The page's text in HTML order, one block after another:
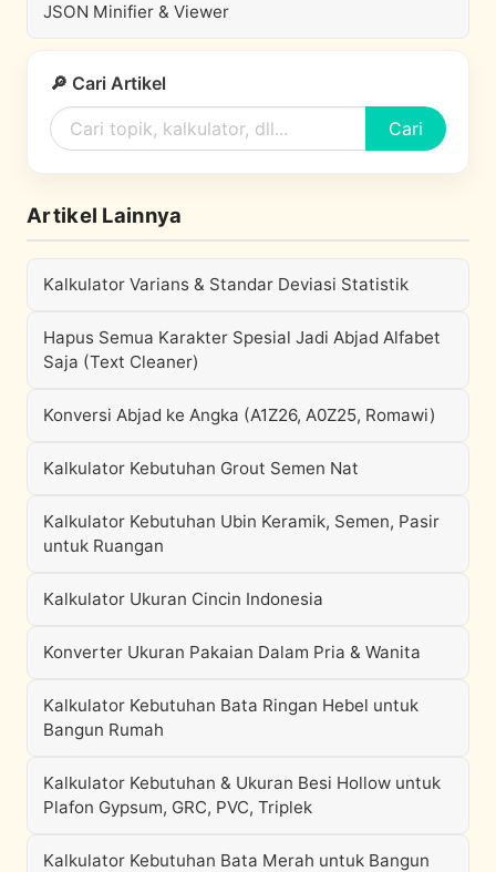
JSON Minifier & Viewer
🔎 Cari Artikel
Cari
Artikel Lainnya
Kalkulator Varians & Standar Deviasi Statistik
Hapus Semua Karakter Spesial Jadi Abjad Alfabet
Saja (Text Cleaner)
Konversi Abjad ke Angka (A1Z26, A0Z25, Romawi)
Kalkulator Kebutuhan Grout Semen Nat
Kalkulator Kebutuhan Ubin Keramik, Semen, Pasir
untuk Ruangan
Kalkulator Ukuran Cincin Indonesia
Konverter Ukuran Pakaian Dalam Pria & Wanita
Kalkulator Kebutuhan Bata Ringan Hebel untuk
Bangun Rumah
Kalkulator Kebutuhan & Ukuran Besi Hollow untuk
Plafon Gypsum, GRC, PVC, Triplek
Kalkulator Kebutuhan Bata Merah untuk Bangun